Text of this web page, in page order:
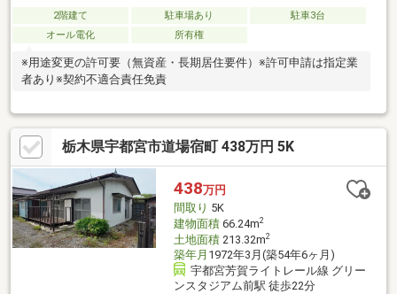
2階建て 駐車場あり
駐車3台
オール電化
所有権
※用途変更の許可要（無資産・長期居住要件）※許可申請は指定業
者あり※契約不適合責任免責
栃木県宇都宮市道場宿町 438万円 5K
438万円
間取り 5K
建物面積66.24m2
土地面積213.32m2
築年月 1972年3月(築54年6ヶ月)
宇都宮芳賀ライトレール線 グリー
ンスタジアム前駅 徒歩22分